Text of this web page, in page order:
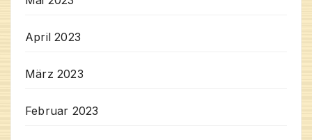
April 2023
März 2023
Februar 2023